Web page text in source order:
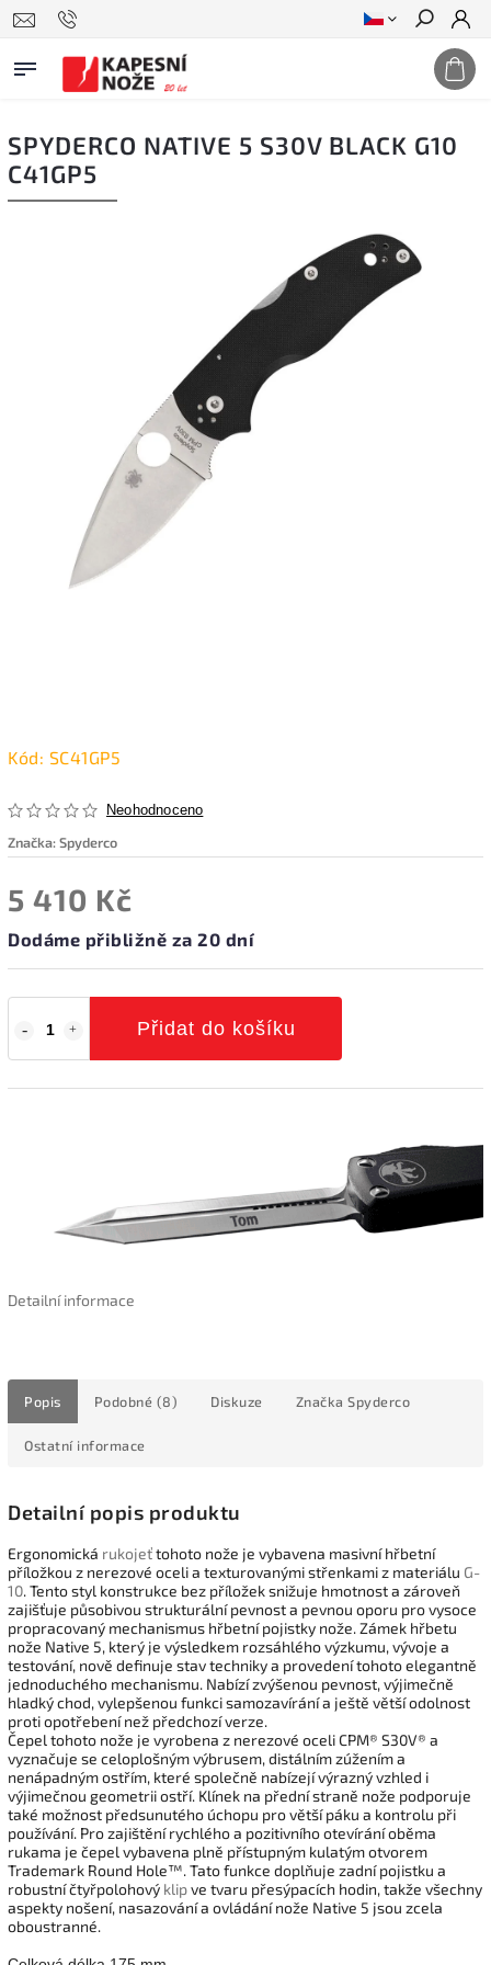
Hledat
SPYDERCO NATIVE 5 S30V BLACK G10
C41GP5
Kód: SC41GP5
Neohodnoceno
Značka:Spyderco
5 410 Kč
Dodáme přibližně za 20 dní
Přidat do košíku
Detailní informace
Popis Podobné (8) Diskuze Značka Spyderco
Ostatní informace
Detailní popis produktu
Ergonomická rukojeťtohoto nože je vybavena masivní hřbetní
příložkou z nerezové oceli a texturovanými střenkami z materiálu G-
10. Tento styl konstrukce bez příložek snižuje hmotnost a zároveň
zajišťuje působivou strukturální pevnost a pevnou oporu pro vysoce
propracovaný mechanismus hřbetní pojistky nože. Zámek hřbetu
nože Native 5, který je výsledkem rozsáhlého výzkumu, vývoje a
testování, nově definuje stav techniky a provedení tohoto elegantně
jednoduchého mechanismu. Nabízí zvýšenou pevnost, výjimečně
hladký chod, vylepšenou funkci samozavírání a ještě větší odolnost
proti opotřebení než předchozí verze.
Čepel tohoto nože je vyrobena z nerezové oceli CPM® S30V® a
vyznačuje se celoplošným výbrusem, distálním zúžením a
nenápadným ostřím, které společně nabízejí výrazný vzhled i
výjimečnou geometrii ostří. Klínek na přední straně nože podporuje
také možnost předsunutého úchopu pro větší páku a kontrolu při
používání. Pro zajištění rychlého a pozitivního otevírání oběma
rukama je čepel vybavena plně přístupným kulatým otvorem
Trademark Round Hole™. Tato funkce doplňuje zadní pojistku a
robustní čtyřpolohový klipve tvaru přesýpacích hodin, takže všechny
aspekty nošení, nasazování a ovládání nože Native 5 jsou zcela
oboustranné.